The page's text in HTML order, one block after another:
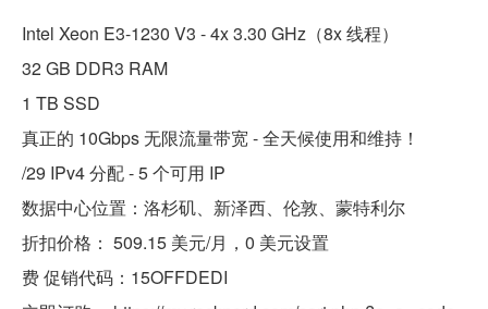
Intel Xeon E3-1230 V3 - 4x 3.30 GHz（8x 线程）
32 GB DDR3 RAM
1 TB SSD
真正的 10Gbps 无限流量带宽 - 全天候使用和维持！
/29 IPv4 分配 - 5 个可用 IP
数据中心位置：洛杉矶、新泽西、伦敦、蒙特利尔
折扣价格： 509.15 美元/月，0 美元设置
费 促销代码：15OFFDEDI